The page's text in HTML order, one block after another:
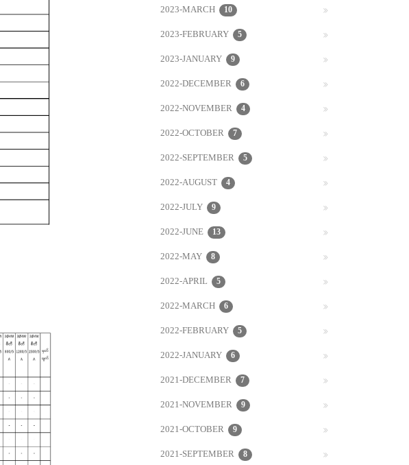
2023-MARCH 10
2023-FEBRUARY 5
2023-JANUARY 9
2022-DECEMBER 6
2022-NOVEMBER 4
2022-OCTOBER 7
2022-SEPTEMBER 5
2022-AUGUST 4
2022-JULY 9
2022-JUNE 13
2022-MAY 8
2022-APRIL 5
2022-MARCH 6
2022-FEBRUARY 5
2022-JANUARY 6
2021-DECEMBER 7
2021-NOVEMBER 9
2021-OCTOBER 9
2021-SEPTEMBER 8